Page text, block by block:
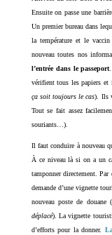
Ensuite on passe une
Un premier bureau dans
la température et le
nouveau toutes nos
l’entrée dans le passeport
vérifient tous les papiers et
ça soit toujours le cas). Ils
Tout se fait assez
souriants…).
Il faut conduire à nouveau
À ce niveau là si on a un
tamponner directement.
demande d’une vignette
nouveau poste de douane (
déplacé). La vignette
d’efforts pour la donner.